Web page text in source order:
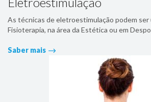
As técnicas de eletroestimulação podem ser
Fisioterapia, na área da Estética ou em
Saber mais